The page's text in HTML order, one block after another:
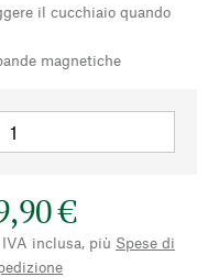
il cucchiaio quando
magnetiche
€
inclusa, più Spese di